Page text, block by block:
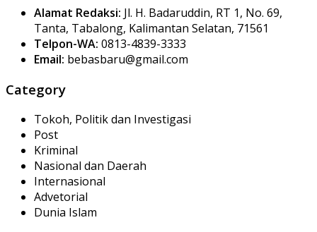
Alamat Redaksi: Jl. H. Badaruddin, RT 1, No. 69,
Tanta, Tabalong, Kalimantan Selatan, 71561
Telpon-WA: 0813-4839-3333
Email: bebasbaru@gmail.com
Category
Tokoh, Politik dan Investigasi
Post
Kriminal
Nasional dan Daerah
Internasional
Advetorial
Dunia Islam